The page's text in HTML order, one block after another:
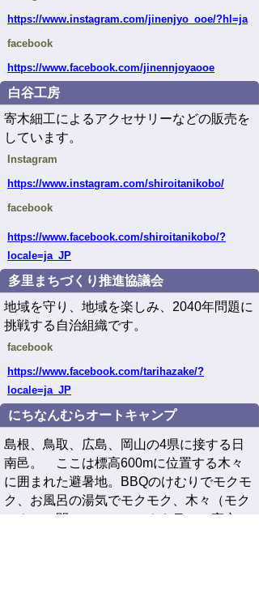
https://www.instagram.com/jinenjyo_ooe/?hl=ja
facebook
https://www.facebook.com/jinennjoyaooe
白谷工房
寄木細工によるアクセサリーなどの販売を
しています。
Instagram
https://www.instagram.com/shiroitanikobo/
facebook
https://www.facebook.com/shiroitanikobo/?
locale=ja_JP
多里まちづくり推進協議会
地域を守り、地域を楽しみ、2040年問題に
挑戦する自治組織です。
facebook
https://www.facebook.com/tarihazake/?
locale=ja_JP
にちなんむらオートキャンプ
島根、鳥取、広島、岡山の4県に接する日
南邑。
ここは標高600mに位置する木々
に囲まれた避暑地。
BBQのけむりでモクモ
ク、お風呂の湯気でモクモク、 木々（モク
モク）の間に、ハンモックを吊って夜空い